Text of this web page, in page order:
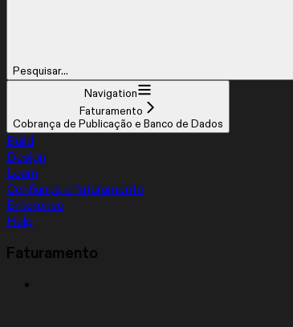
Pesquisar...
Navigation
Faturamento
Cobrança de Publicação e Banco de Dados
Build
Design
Learn
Confiança e faturamento
Enterprise
Help
Faturamento